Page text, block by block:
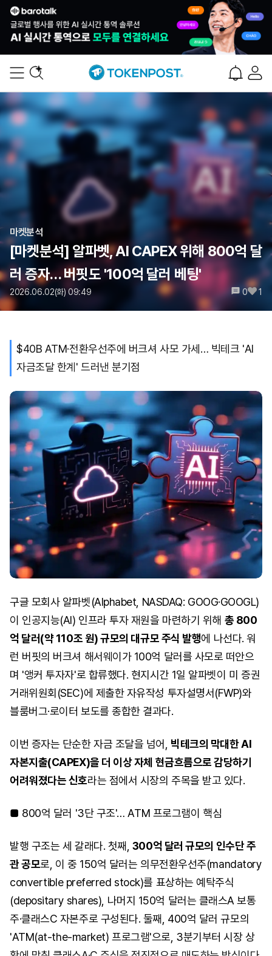
마켓분석
[마켓분석] 알파벳, AI CAPEX 위해 800억 달
러 증자… 버핏도 '100억 달러 베팅'
2026.06.02(화) 09:49 0 1
$40B ATM·전환우선주에 버크셔 사모 가세… 빅테크 'AI
자금조달 한계' 드러낸 분기점
구글 모회사 알파벳(Alphabet, NASDAQ: GOOG·GOOGL)
이 인공지능(AI) 인프라 투자 재원을 마련하기 위해 총 800
억 달러(약 110조 원) 규모의 대규모 주식 발행에 나선다. 워
런 버핏의 버크셔 해서웨이가 100억 달러를 사모로 떠안으
며 '앵커 투자자'로 합류했다. 현지시간 1일 알파벳이 미 증권
거래위원회(SEC)에 제출한 자유작성 투자설명서(FWP)와
블룸버그·로이터 보도를 종합한 결과다.
이번 증자는 단순한 자금 조달을 넘어, 빅테크의 막대한 AI
자본지출(CAPEX)을 더 이상 자체 현금흐름으로 감당하기
어려워졌다는 신호라는 점에서 시장의 주목을 받고 있다.
■ 800억 달러 '3단 구조'… ATM 프로그램이 핵심
발행 구조는 세 갈래다. 첫째, 300억 달러 규모의 인수단 주
관 공모로, 이 중 150억 달러는 의무전환우선주(mandatory
convertible preferred stock)를 표상하는 예탁주식
(depositary shares), 나머지 150억 달러는 클래스A 보통
주·클래스C 자본주로 구성된다. 둘째, 400억 달러 규모의
'ATM(at-the-market) 프로그램'으로, 3분기부터 시장 상